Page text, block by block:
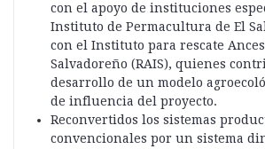
con el apoyo de instituciones
Instituto de Permacultura de El
con el Instituto para rescate
Salvadoreño (RAIS), quienes
desarrollo de un modelo
de influencia del proyecto.
Reconvertidos los sistemas
convencionales por un sistema